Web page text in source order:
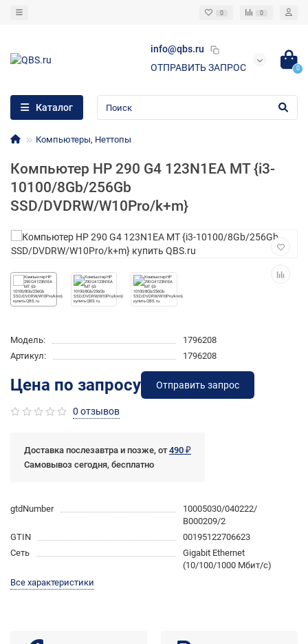
0 0
info@qbs.ru
ОТПРАВИТЬ ЗАПРОС
0
Каталог
Компьютеры, Неттопы
Компьютер HP 290 G4 123N1EA MT {i3-
10100/8Gb/256Gb
SSD/DVDRW/W10Pro/k+m}
Модель:
1796208
Артикул:
1796208
Цена по запросу Отправить запрос
0 отзывов
Доставка послезавтра и позже, от490 ₽
Самовывоз сегодня, бесплатно
gtdNumber
10005030/040222/
В000209/2
GTIN
00195122706623
Сеть
Gigabit Ethernet
(10/100/1000 Мбит/с)
Все характеристики